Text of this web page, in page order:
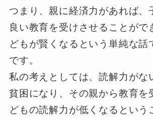
つまり、親に経済力があれば、
良い教育を受けさせることがで
どもが賢くなるという単純な話
です。
私の考えとしては、読解力がな
貧困になり、その親から教育を
どもの読解力が低くなるという